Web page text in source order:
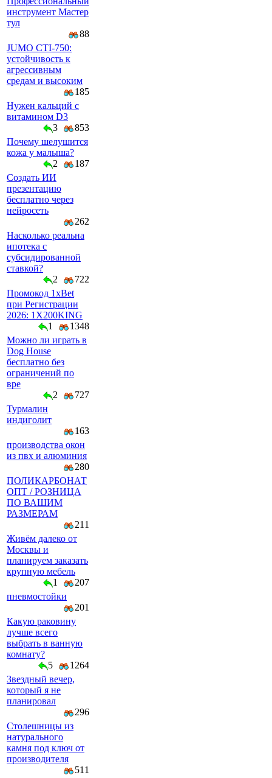
инструмент Мастер
тул
88
JUMO CTI-750:
устойчивость к
агрессивным
средам и высоким
185
Нужен кальций с
витамином D3
3
853
Почему шелушится
кожа у малыша?
2
187
Создать ИИ
презентацию
бесплатно через
нейросеть
262
Насколько реальна
ипотека с
субсидированной
ставкой?
2
722
Промокод 1xBet
при Регистрации
2026: 1X200KING
1
1348
Можно ли играть в
Dog House
бесплатно без
ограничений по
вре
2
727
Турмалин
индиголит
163
производства окон
из пвх и алюминия
280
ПОЛИКАРБОНАТ
ОПТ / РОЗНИЦА
ПО ВАШИМ
РАЗМЕРАМ
211
Живём далеко от
Москвы и
планируем заказать
крупную мебель
1
207
пневмостойки
201
Какую раковину
лучше всего
выбрать в ванную
комнату?
5
1264
Звездный вечер,
который я не
планировал
296
Столешницы из
натурального
камня под ключ от
производителя
511